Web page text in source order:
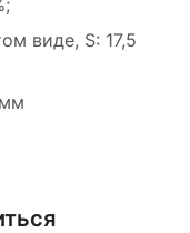
виде, S: 17,5